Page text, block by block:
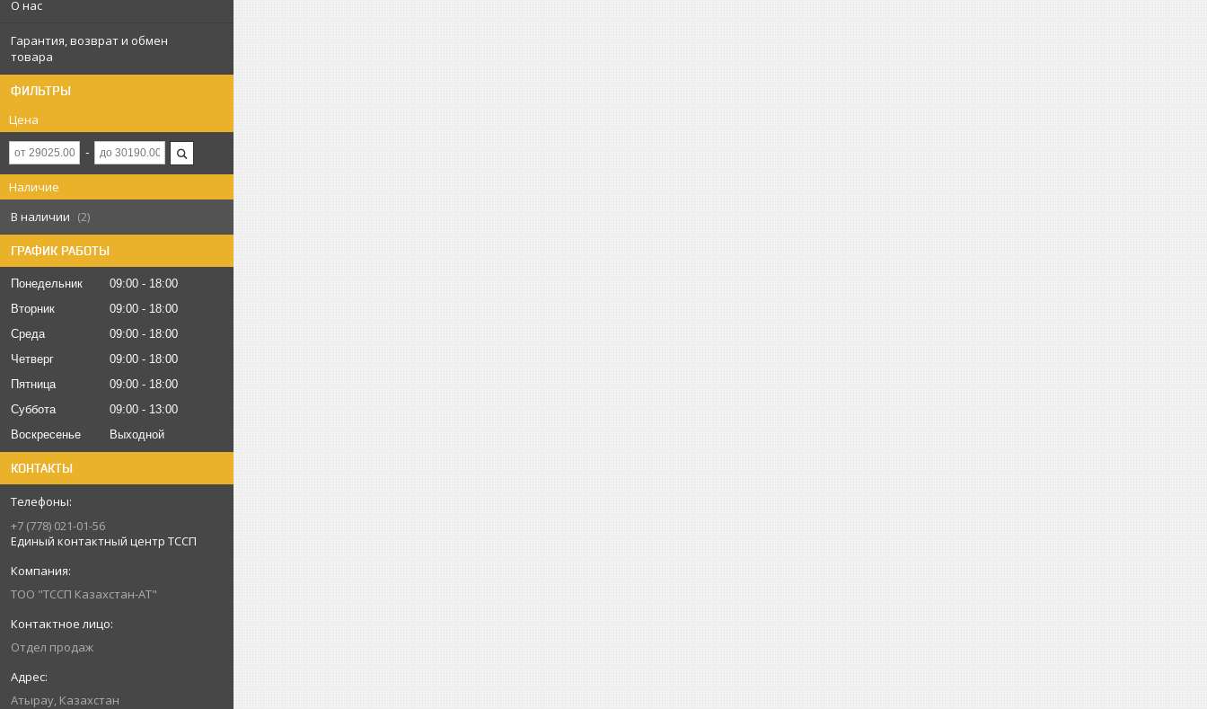
О нас
Гарантия, возврат и обмен
товара
ФИЛЬТРЫ
Цена
Наличие
В наличии
2
ГРАФИК РАБОТЫ
Понедельник 09:00
18:00
Вторник
09:00
18:00
Среда
09:00
18:00
Четверг
09:00
18:00
Пятница
09:00
18:00
Суббота
09:00
13:00
Воскресенье
Выходной
КОНТАКТЫ
+7 (778) 021-01-56
Единый контактный центр ТССП
ТОО "ТССП Казахстан-АТ"
Отдел продаж
Атырау, Казахстан